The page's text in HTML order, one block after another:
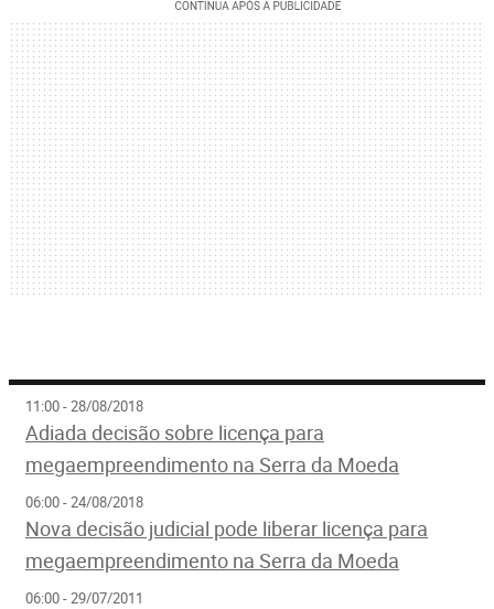
11:00 - 28/08/2018
Adiada decisão sobre licença para
megaempreendimento na Serra da Moeda
06:00 - 24/08/2018
Nova decisão judicial pode liberar licença para
megaempreendimento na Serra da Moeda
06:00 - 29/07/2011